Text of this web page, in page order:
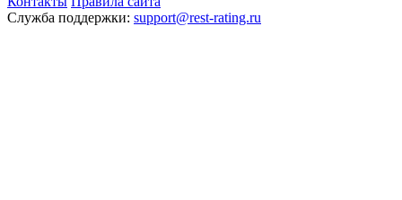
Служба поддержки: support@rest-rating.ru